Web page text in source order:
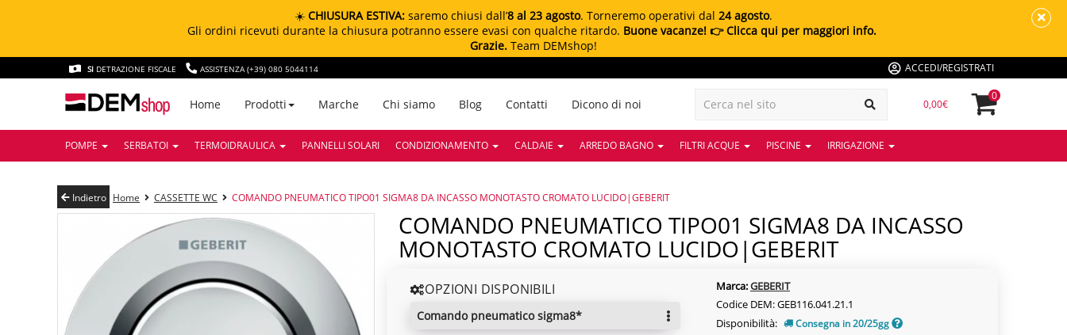
☀️ CHIUSURA ESTIVA: saremo chiusi dall’8 al 23 agosto. Torneremo operativi dal 24 agosto.
Gli ordini ricevuti durante la chiusura potranno essere evasi con qualche ritardo. Buone vacanze! 👉 Clicca qui per maggiori info.
Grazie. Team DEMshop!
SI DETRAZIONE FISCALE ASSISTENZA (+39) 080 5044114 ACCEDI/REGISTRATI
Home Prodotti Marche Chi siamo Blog Contatti Dicono di noi 0,00€
0
POMPE SERBATOI TERMOIDRAULICA PANNELLI SOLARI CONDIZIONAMENTO CALDAIE ARREDO BAGNO FILTRI ACQUE PISCINE IRRIGAZIONE
Indietro Home CASSETTE WC COMANDO PNEUMATICO TIPO01 SIGMA8 DA INCASSO MONOTASTO CROMATO LUCIDO|GEBERIT
COMANDO PNEUMATICO TIPO01 SIGMA8 DA INCASSO
MONOTASTO CROMATO LUCIDO|GEBERIT
OPZIONI DISPONIBILI
comando pneumatico sigma8*
Marca:GEBERIT
Codice DEM: GEB116.041.21.1
Disponibilità:
Consegna in 20/25gg